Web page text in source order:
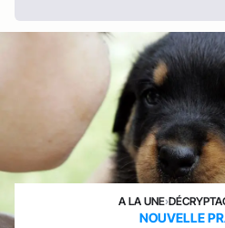
A LA UNE›
NOUVELLE